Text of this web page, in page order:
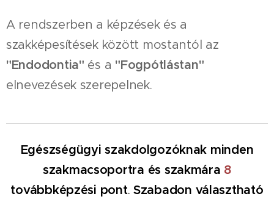
A rendszerben a képzések és a
szakképesítések között mostantól az
"Endodontia" és a "Fogpótlástan"
elnevezések szerepelnek.
Egészségügyi szakdolgozóknak minden
szakmacsoportra és szakmára 8
továbbképzési pont. Szabadon választható